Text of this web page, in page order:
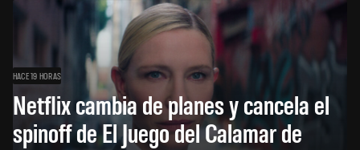
HACE 19 HORAS
Netflix cambia de planes y cancela el
spinoff de El Juego del Calamar de